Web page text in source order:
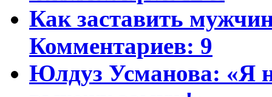
Как заставить
Комментариев: 9
Юлдуз Усманова: «Я